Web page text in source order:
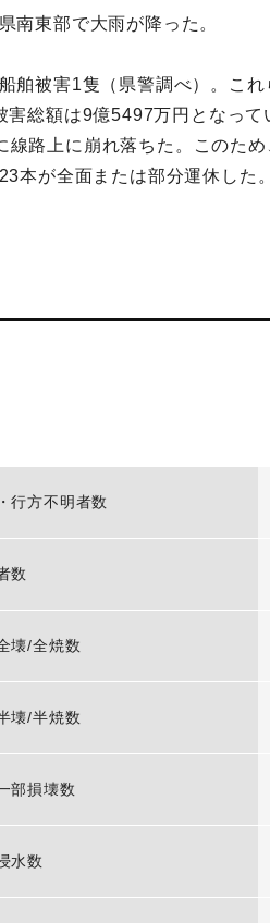
南東部で大雨が降った。
被害1隻（県警調べ）。こ
総額は9億5497万円となっ
路上に崩れ落ちた。このた
本が全面または部分運休した
行方不明者数
数
壊/全焼数
壊/半焼数
部損壊数
水数